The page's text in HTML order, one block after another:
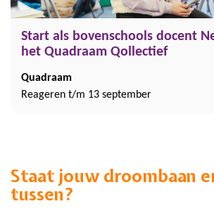
Start als bovenschools docent
het Quadraam Qollectief
Quadraam
Reageren t/m 13 september
Staat jouw droombaan
tussen?